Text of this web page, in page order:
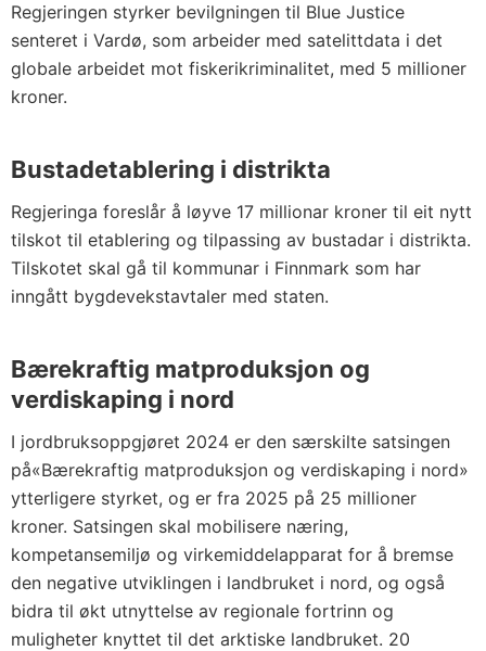
Regjeringen styrker bevilgningen til Blue Justice
senteret i Vardø, som arbeider med satelittdata i det
globale arbeidet mot fiskerikriminalitet, med 5 millioner
kroner.
Bustadetablering i distrikta
Regjeringa foreslår å løyve 17 millionar kroner til eit nytt
tilskot til etablering og tilpassing av bustadar i distrikta.
Tilskotet skal gå til kommunar i Finnmark som har
inngått bygdevekstavtaler med staten.
Bærekraftig matproduksjon og
verdiskaping i nord
I jordbruksoppgjøret 2024 er den særskilte satsingen
på«Bærekraftig matproduksjon og verdiskaping i nord»
ytterligere styrket, og er fra 2025 på 25 millioner
kroner. Satsingen skal mobilisere næring,
kompetansemiljø og virkemiddelapparat for å bremse
den negative utviklingen i landbruket i nord, og også
bidra til økt utnyttelse av regionale fortrinn og
muligheter knyttet til det arktiske landbruket. 20